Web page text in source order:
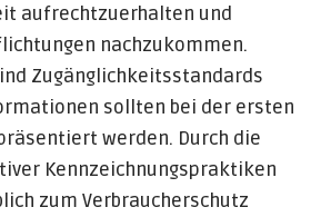
aufrechtzuerhalten und
nachzukommen.
Zugänglichkeitsstandards
sollten bei der ersten
werden. Durch die
Kennzeichnungspraktiken
zum Verbraucherschutz